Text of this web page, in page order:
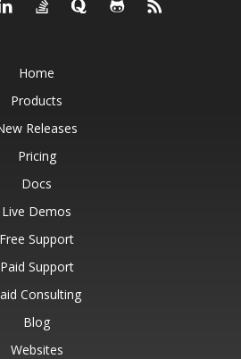
Home
Products
Releases
Pricing
Docs
Live Demos
Free Support
Paid Support
Consulting
Blog
Websites